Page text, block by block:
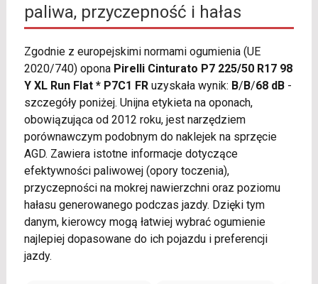
paliwa, przyczepność i hałas
Zgodnie z europejskimi normami ogumienia (UE
2020/740) opona Pirelli Cinturato P7 225/50 R17 98
Y XL Run Flat * P7C1 FRuzyskała wynik: B/ B/68 dB-
szczegóły poniżej. Unijna etykieta na oponach,
obowiązująca od 2012 roku, jest narzędziem
porównawczym podobnym do naklejek na sprzęcie
AGD. Zawiera istotne informacje dotyczące
efektywności paliwowej (opory toczenia),
przyczepności na mokrej nawierzchni oraz poziomu
hałasu generowanego podczas jazdy. Dzięki tym
danym, kierowcy mogą łatwiej wybrać ogumienie
najlepiej dopasowane do ich pojazdu i preferencji
jazdy.